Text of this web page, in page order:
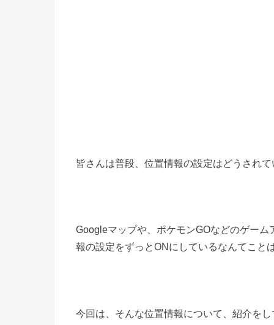
皆さんは普段、位置情報の設定はどうされ
Googleマップや、ポケモンGOなどのゲー
報の設定をずっとONにしているなんてこと
今回は、そんな位置情報について、紹介を